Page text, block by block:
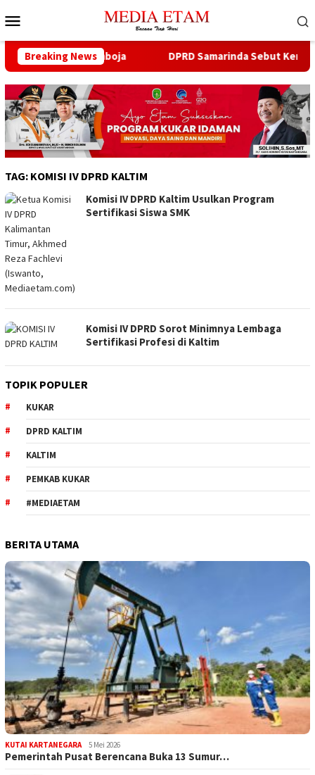
ke
Mobile
Breaking News
Baru di Samboja DPRD Samarinda Sebut
TAG: KOMISI IV DPRD KALTIM
Komisi IV DPRD Kaltim Usulkan Program
Sertifikasi Siswa SMK
Komisi IV DPRD Sorot Minimnya Lembaga
Sertifikasi Profesi di Kaltim
TOPIK POPULER
KUKAR
DPRD KALTIM
KALTIM
PEMKAB KUKAR
#MEDIAETAM
BERITA UTAMA
KUTAI KARTANEGARA 5 Mei 2026
Pemerintah Pusat Berencana Buka 13 Sumur…